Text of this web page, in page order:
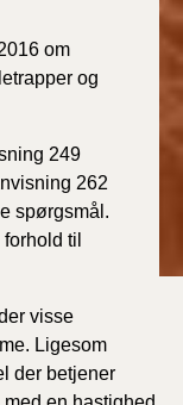
om
og
249
262
spørgsmål.
til
visse
Ligesom
der betjener